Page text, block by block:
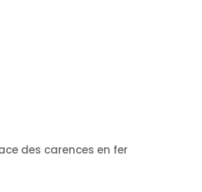
des carences en fer